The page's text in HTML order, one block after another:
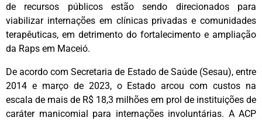
de recursos públicos estão sendo direcionados para
viabilizar internações em clínicas privadas e comunidades
terapêuticas, em detrimento do fortalecimento e ampliação
da Raps em Maceió.
De acordo com Secretaria de Estado de Saúde (Sesau), entre
2014 e março de 2023, o Estado arcou com custos na
escala de mais de R$ 18,3 milhões em prol de instituições de
caráter manicomial para internações involuntárias. A ACP